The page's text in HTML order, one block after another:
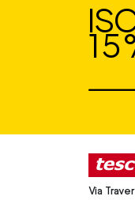
Via